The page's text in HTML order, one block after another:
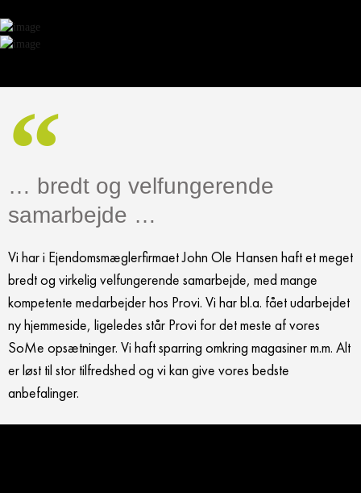
… bredt og velfungerende
samarbejde …
Vi har i Ejendomsmæglerfirmaet John Ole Hansen haft et meget
bredt og virkelig velfungerende samarbejde, med mange
kompetente medarbejder hos Provi. Vi har bl.a. fået udarbejdet
ny hjemmeside, ligeledes står Provi for det meste af vores
SoMe opsætninger. Vi haft sparring omkring magasiner m.m. Alt
er løst til stor tilfredshed og vi kan give vores bedste
anbefalinger.